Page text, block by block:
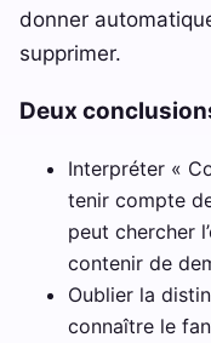
donner
supprimer.
Deux
Interpréter «
tenir compte
peut chercher
contenir de
Oublier la
connaître le